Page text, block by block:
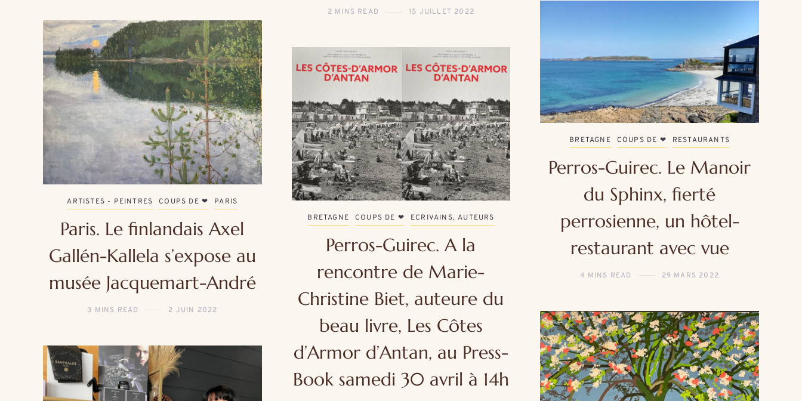
2 MINS READ 15 JUILLET 2022
ARTISTES - PEINTRES COUPS DE ❤ PARIS
Paris. Le finlandais Axel
Gallén-Kallela s’expose au
musée Jacquemart-André
3 MINS READ 2 JUIN 2022
BRETAGNE COUPS DE ❤ ECRIVAINS, AUTEURS
Perros-Guirec. A la
rencontre de Marie-
Christine Biet, auteure du
beau livre, Les Côtes
d’Armor d’Antan, au Press-
Book samedi 30 avril à 14h
BRETAGNE COUPS DE ❤ RESTAURANTS
Perros-Guirec. Le Manoir
du Sphinx, fierté
perrosienne, un hôtel-
restaurant avec vue
4 MINS READ 29 MARS 2022